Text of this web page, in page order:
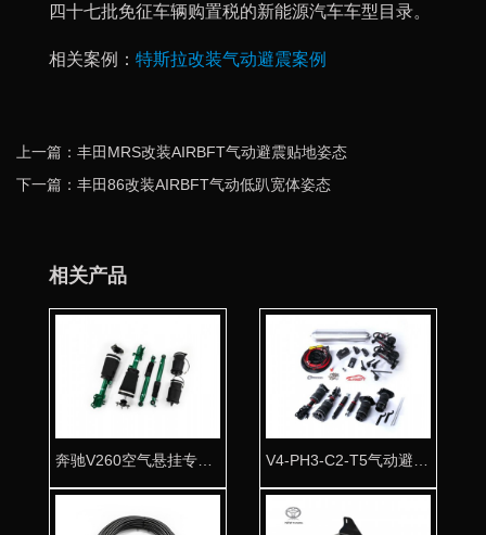
四十七批免征车辆购置税的新能源汽车车型目录。
相关案例： 特斯拉改装气动避震案例
上一篇：丰田MRS改装AIRBFT气动避震贴地姿态
下一篇：丰田86改装AIRBFT气动低趴宽体姿态
相关产品